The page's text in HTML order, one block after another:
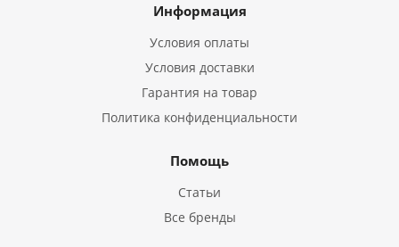
Информация
Условия оплаты
Условия доставки
Гарантия на товар
Политика конфиденциальности
Помощь
Статьи
Все бренды